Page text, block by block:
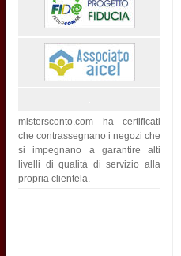
mistersconto.com ha certificati
che contrassegnano i negozi che
si impegnano a garantire alti
livelli di qualità di servizio alla
propria clientela.